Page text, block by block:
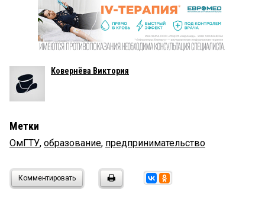
Ковернёва Виктория
Метки
ОмГТУ, образование, предпринимательство
Комментировать